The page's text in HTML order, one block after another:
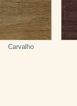
Carvalho